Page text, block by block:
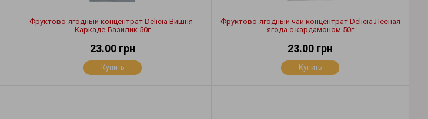
Фруктово-ягодный концентрат Delicia Вишня-
Каркаде-Базилик 50г
23.00 грн
Купить
Фруктово-ягодный чай концентрат Delicia Лесная
ягода с кардамоном 50г
23.00 грн
Купить